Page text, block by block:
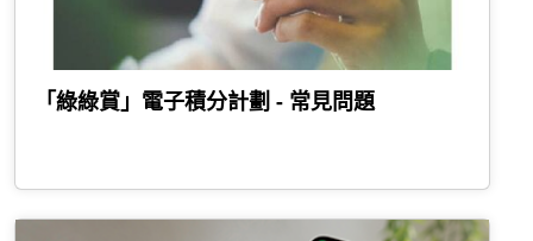
「綠綠賞」電子積分計劃 - 常見問題